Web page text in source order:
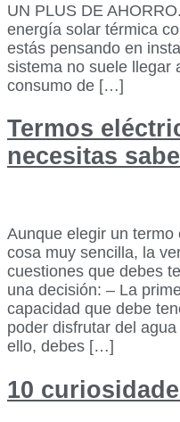
UN PLUS DE
energía solar térmica
estás pensando en
sistema no suele llegar
consumo de […]
Termos
necesitas
Aunque elegir un
cosa muy sencilla, la
cuestiones que debes
una decisión: – La
capacidad que debe
poder disfrutar del
ello, debes […]
10